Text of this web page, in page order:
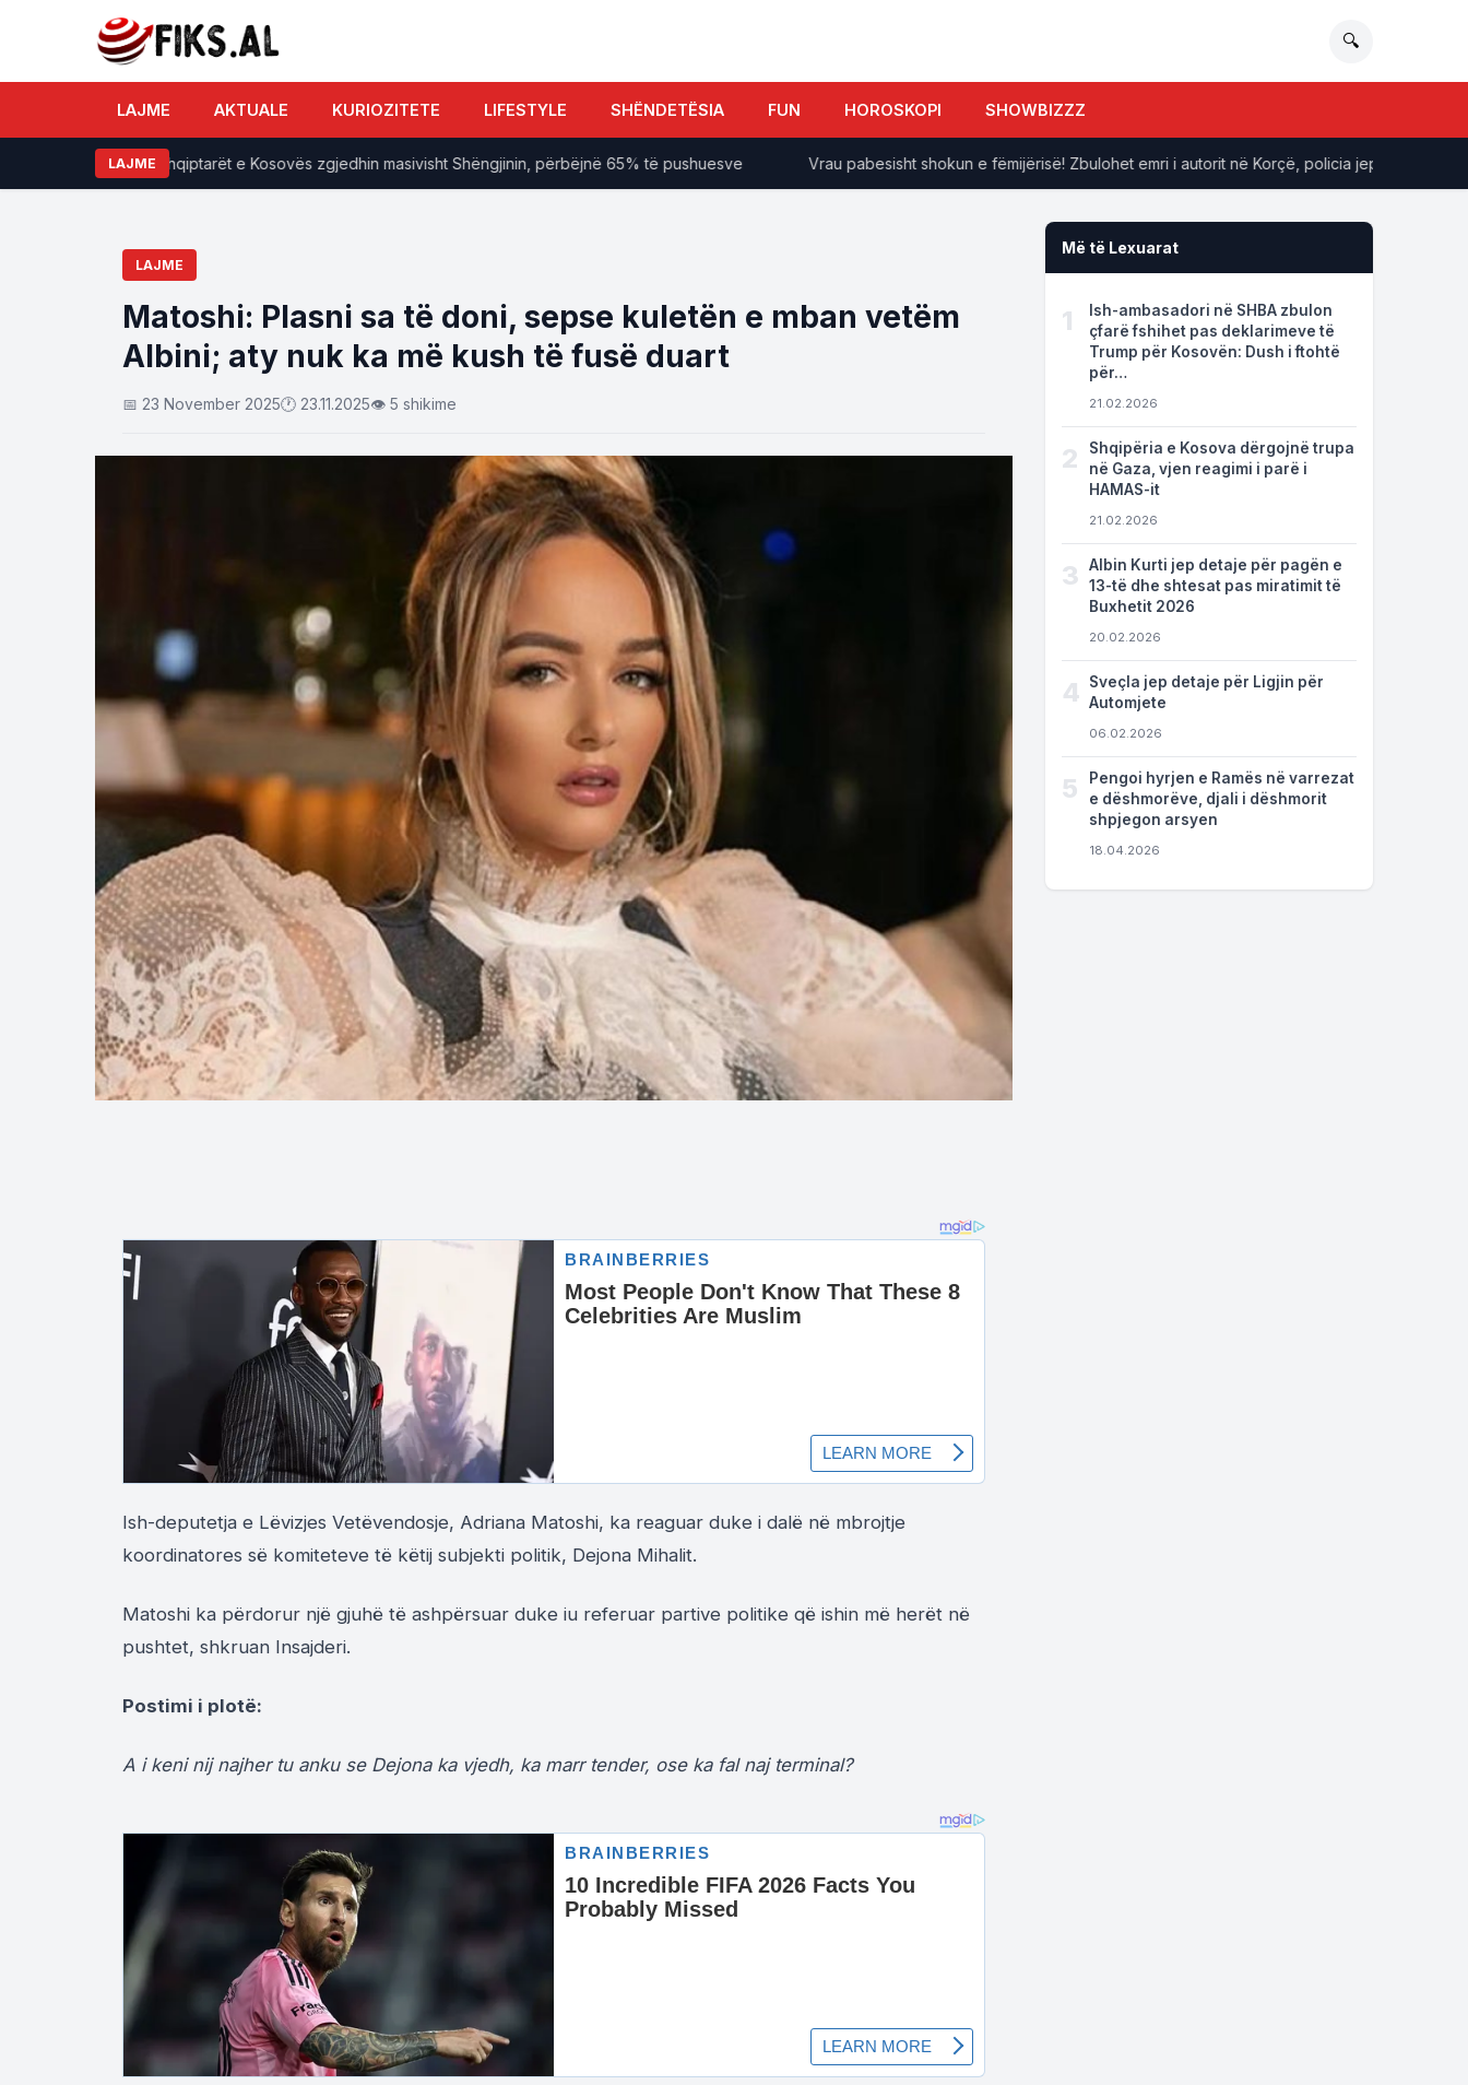
🔍
LAJME AKTUALE KURIOZITETE LIFESTYLE SHËNDETËSIA FUN HOROSKOPI SHOWBIZZZ
LAJME
Shqiptarët e Kosovës zgjedhin masivisht Shëngjinin, përbëjnë 65% të pushuesve Vrau pabesisht shokun e fëmijërisë! Zbulohet emri i autorit në Korçë, policia jep detajet
LAJME
Matoshi: Plasni sa të doni, sepse kuletën e mban vetëm
Albini; aty nuk ka më kush të fusë duart
📅 23 November 2025🕐 23.11.2025👁 5 shikime
Ish-deputetja e Lëvizjes Vetëvendosje, Adriana Matoshi, ka reaguar duke i dalë në mbrojtje
koordinatores së komiteteve të këtij subjekti politik, Dejona Mihalit.
Matoshi ka përdorur një gjuhë të ashpërsuar duke iu referuar partive politike që ishin më herët në
pushtet, shkruan Insajderi.
Postimi i plotë:
A i keni nij najher tu anku se Dejona ka vjedh, ka marr tender, ose ka fal naj terminal?
Më të Lexuarat
1
Ish-ambasadori në SHBA zbulon
çfarë fshihet pas deklarimeve të
Trump për Kosovën: Dush i ftohtë
për…
21.02.2026
2
Shqipëria e Kosova dërgojnë trupa
në Gaza, vjen reagimi i parë i
HAMAS-it
21.02.2026
3
Albin Kurti jep detaje për pagën e
13-të dhe shtesat pas miratimit të
Buxhetit 2026
20.02.2026
4
Sveçla jep detaje për Ligjin për
Automjete
06.02.2026
5
Pengoi hyrjen e Ramës në varrezat
e dëshmorëve, djali i dëshmorit
shpjegon arsyen
18.04.2026